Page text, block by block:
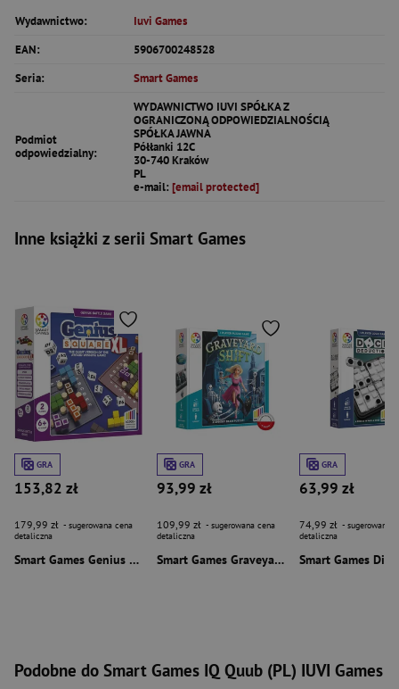
Wydawnictwo:
Iuvi Games
EAN:
5906700248528
Seria:
Smart Games
Podmiot
odpowiedzialny:
WYDAWNICTWO IUVI SPÓŁKA Z
OGRANICZONĄ ODPOWIEDZIALNOŚCIĄ
SPÓŁKA JAWNA
Półłanki 12C
30-740 Kraków
PL
e-mail: [email protected]
Inne książki z serii Smart Games
GRA
153,82 zł
179,99 zł - sugerowana cena
detaliczna
Smart Games Genius Square XL (ENG) IUVI Games
GRA
93,99 zł
109,99 zł - sugerowana cena
detaliczna
Smart Games Graveyard Shift (ENG) IUVI Games
GRA
63,99 zł
74,99 zł - sugerowana
detaliczna
Podobne do Smart Games IQ Quub (PL) IUVI Games